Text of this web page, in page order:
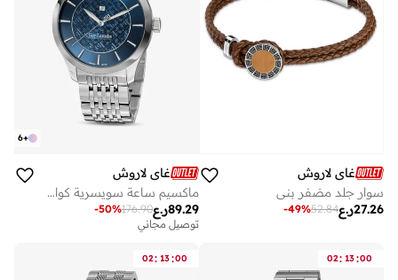
غاي لاروش
سوار جلد مضفر بني
ر.ع27.26
52.84
-49%
+
6
غاي لاروش
ماكسيم ساعة سويسرية كوارتز 40 ملم للرجال بقرص أزرق منقوش بلونين وسوار فضي من الستانلس ستيل وزجاج سافاير
ر.ع89.29
176.90
-50%
توصيل مجاني
02: 13:00
02: 13:00